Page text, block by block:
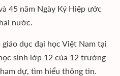
45 năm Ngày Ký Hiệp ước
nước.
dục đại học Việt Nam tại
sinh lớp 12 của 12 trường
dự, tìm hiểu thông tin.